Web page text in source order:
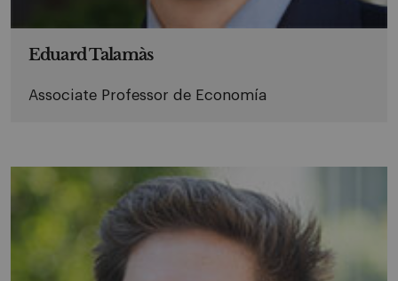
Eduard Talamàs
Associate Professor de Economía